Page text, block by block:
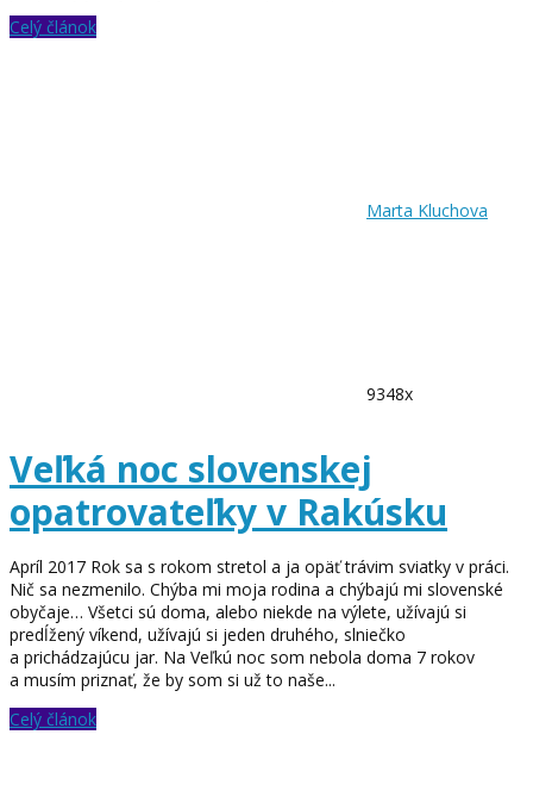
Celý článok
Marta Kluchova
9348x
Veľká noc slovenskej
opatrovateľky v Rakúsku
Apríl 2017 Rok sa s rokom stretol a ja opäť trávim sviatky v práci.
Nič sa nezmenilo. Chýba mi moja rodina a chýbajú mi slovenské
obyčaje… Všetci sú doma, alebo niekde na výlete, užívajú si
predĺžený víkend, užívajú si jeden druhého, slniečko
a prichádzajúcu jar. Na Veľkú noc som nebola doma 7 rokov
a musím priznať, že by som si už to naše...
Celý článok